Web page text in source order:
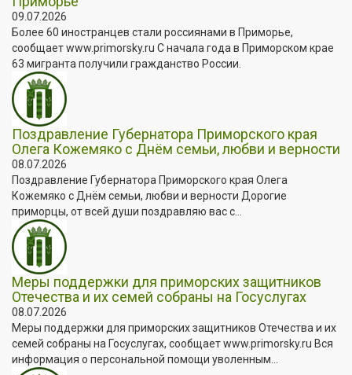
09.07.2026
Более 60 иностранцев стали россиянами в Приморье,
сообщает www.primorsky.ru С начала года в Приморском крае
63 мигранта получили гражданство России.
Поздравление Губернатора Приморского края
Олега Кожемяко с Днём семьи, любви и верности
08.07.2026
Поздравление Губернатора Приморского края Олега
Кожемяко с Днём семьи, любви и верности Дорогие
приморцы, от всей души поздравляю вас с...
Меры поддержки для приморских защитников
Отечества и их семей собраны на Госуслугах
08.07.2026
Меры поддержки для приморских защитников Отечества и их
семей собраны на Госуслугах, сообщает www.primorsky.ru Вся
информация о персональной помощи уволенным...